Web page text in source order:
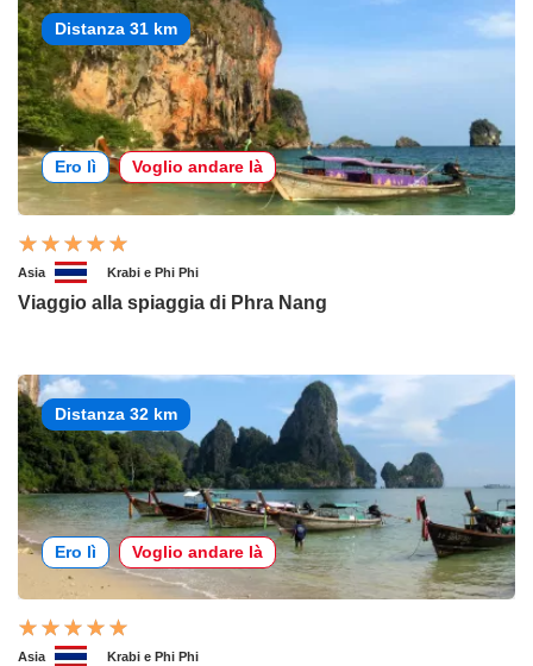
Distanza 31 km
Ero lì Voglio andare là
Asia Krabi e Phi Phi
Viaggio alla spiaggia di Phra Nang
Distanza 32 km
Ero lì Voglio andare là
Asia Krabi e Phi Phi